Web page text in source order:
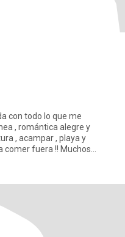
con todo lo que me
, romántica alegre y
, acampar , playa y
comer fuera !! Muchos